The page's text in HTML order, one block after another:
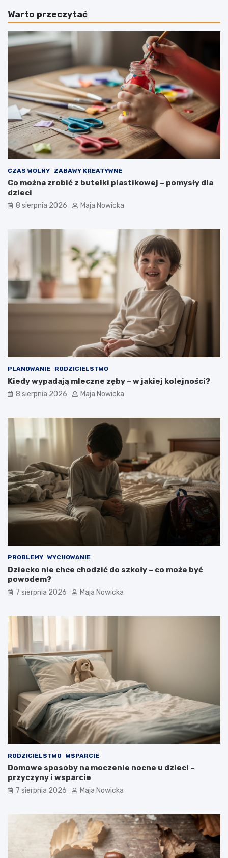
Warto przeczytać
CZAS WOLNY ZABAWY KREATYWNE
Co można zrobić z butelki plastikowej – pomysły dla
dzieci
8 sierpnia 2026 Maja Nowicka
PLANOWANIE RODZICIELSTWO
Kiedy wypadają mleczne zęby – w jakiej kolejności?
8 sierpnia 2026 Maja Nowicka
PROBLEMY WYCHOWANIE
Dziecko nie chce chodzić do szkoły – co może być
powodem?
7 sierpnia 2026 Maja Nowicka
RODZICIELSTWO WSPARCIE
Domowe sposoby na moczenie nocne u dzieci –
przyczyny i wsparcie
7 sierpnia 2026 Maja Nowicka